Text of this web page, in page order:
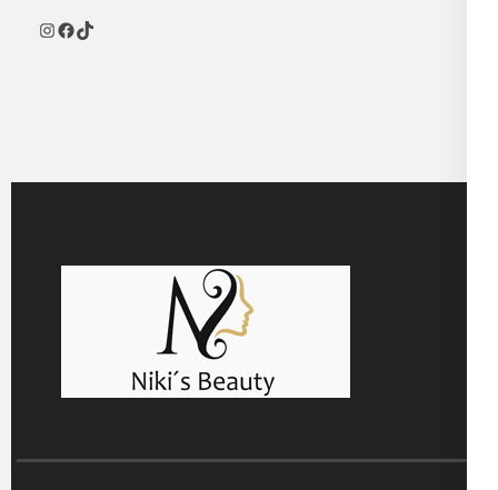
Instagram
Facebook
TikTok